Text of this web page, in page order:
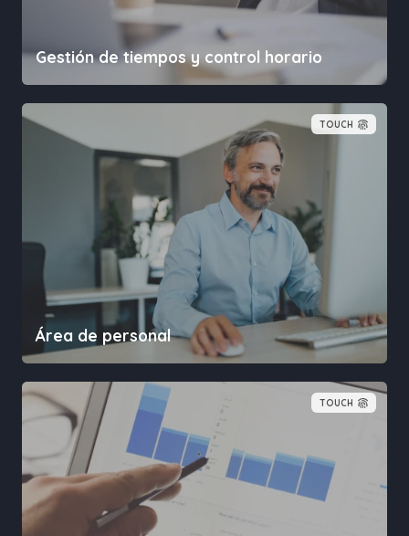
Gestión de tiempos y control horario
TOUCH
Área de personal
TOUCH